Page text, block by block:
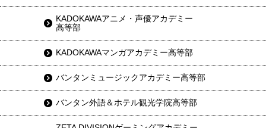
KADOKAWAアニメ・声優アカデミー
高等部
KADOKAWAマンガアカデミー高等部
バンタンミュージックアカデミー高等部
バンタン外語＆ホテル観光学院高等部